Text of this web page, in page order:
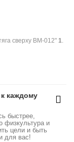
сверху BM-012"1.
каждому
быстрее,
физкультура и
цели и быть
для вас!